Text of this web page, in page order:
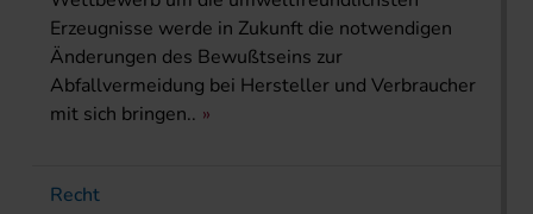
Erzeugnisse werde in Zukunft die notwendigen
Änderungen des Bewußtseins zur
Abfallvermeidung bei Hersteller und Verbraucher
mit sich bringen..
Recht